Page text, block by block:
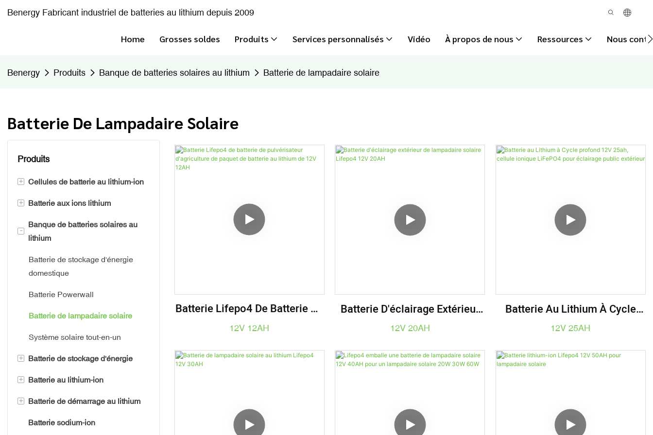
Benergy Fabricant industriel de batteries au lithium depuis 2009
Home Grosses soldes Produits Services personnalisés Vidéo À propos de nous Ressources Nous
Benergy Produits Banque de batteries solaires au lithium Batterie de lampadaire solaire
Batterie De Lampadaire Solaire
Produits
+ Cellules de batterie au lithium-ion
Batterie prismatique
Cellules cylindriques
+ Batterie aux ions lithium
Batterie de chariot élévateur au
lithium-ion
Batterie de voiturette de golf au
lithium
Batterie marine au lithium
Batterie de camion au lithium
Batterie de voiture au lithium
Batterie de vélo électrique au
lithium
-
Banque de batteries solaires au
lithium
Batterie de stockage d'énergie
domestique
Batterie Powerwall
Batterie de lampadaire solaire
Système solaire tout-en-un
+ Batterie de stockage d'énergie
Batterie ASI
Batterie Télécom
Système d'énergie solaire
+ Batterie au lithium-ion
Batterie au lithium-ion 6 V
Batterie au lithium-ion 12 V
+ Batterie de démarrage au lithium
Batterie de démarrage de moto
Batterie sodium-ion
Batterie Lifepo4 De Batterie De
Pulvérisateur D'agriculture De
De 12V 12AH
12V 12AH
Batterie D'éclairage Extérieur
De Lampadaire Solaire Lifepo4
12V 20AH
Batterie Au Lithium À Cycle
Profond 12V 25ah, Cellule
Éclairage Public Extérieur
12V 25AH